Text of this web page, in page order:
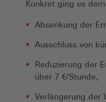
Konkret ging es
Absenkung der
Ausschluss von
Reduzierung der
über 7 €/Stunde,
Verlängerung der